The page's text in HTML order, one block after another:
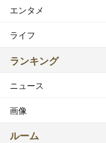
エンタメ
ライフ
ランキング
ニュース
画像
ルーム